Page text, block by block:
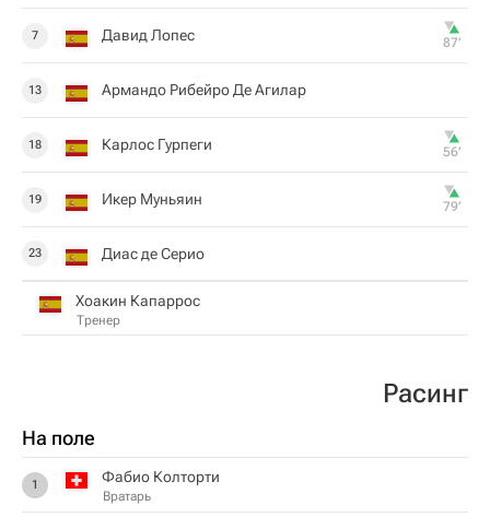
7 Давид Лопес 87‎’‎
13 Армандо Рибейро Де Агилар
18 Карлос Гурпеги 56‎’‎
19 Икер Муньяин 79‎’‎
23 Диас де Серио
Хоакин Капаррос
Тренер
Расинг
На поле
1 Фабио Колторти
Вратарь